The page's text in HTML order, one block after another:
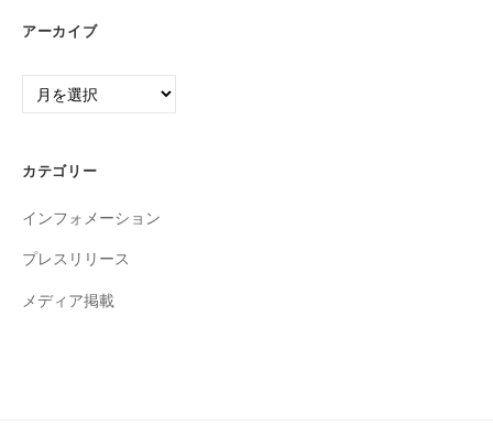
アーカイブ
ア
ブ
カテゴリー
インフォメーション
プレスリリース
メディア掲載